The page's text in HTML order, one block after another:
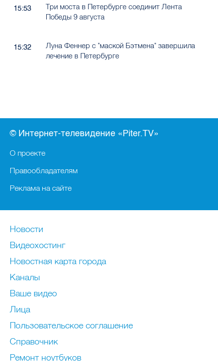
15:53
Три моста в Петербурге соединит Лента
Победы 9 августа
15:32
Луна Феннер с "маской Бэтмена" завершила
лечение в Петербурге
© Интернет-телевидение «Piter.TV»
О проекте
Правообладателям
Реклама на сайте
Новости
Видеохостинг
Новостная карта города
Каналы
Ваше видео
Лица
Пользовательское соглашение
Справочник
Ремонт нoутбуков